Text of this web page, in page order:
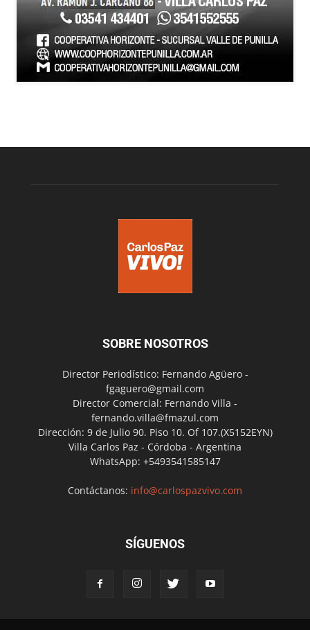
SOBRE NOSOTROS
Director Periodístico: Fernando Agüero -
fgaguero@gmail.com
Director Comercial: Fernando Villa -
fernando.villa@fmazul.com
Dirección: 9 de Julio 90. Piso 10. Of 107.(X5152EYN)
Villa Carlos Paz - Córdoba - Argentina
WhatsApp: +5493541585147
Contáctanos: info@carlospazvivo.com
SÍGUENOS